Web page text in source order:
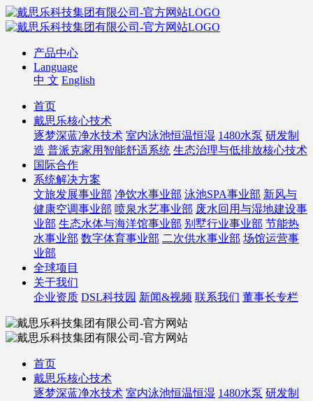
产品中心
Language
中 文 English
首页
戴思乐核心技术
逐梦深蓝净水技术 室内泳池恒温恒湿 1480水泵 研发制
造 普派克家用智能舒适系统 生态治理与低排放核心技术
国际合作
系统解决方案
文旅发展事业部 净饮水事业部 泳池SPA事业部 新风与
健康空调事业部 喷泉水艺事业部 废水回用与湿地建设事
业部 生态水体与海洋馆事业部 别墅行业事业部 节能热
水事业部 数字体育事业部 二次供水事业部 场馆运营事
业部
全球项目
关于我们
企业资质 DSL科技园 新闻&视频 联系我们 董事长专栏
首页
戴思乐核心技术
逐梦深蓝净水技术 室内泳池恒温恒湿 1480水泵 研发制